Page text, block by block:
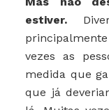
estiver.
vezes as
medida que
que já